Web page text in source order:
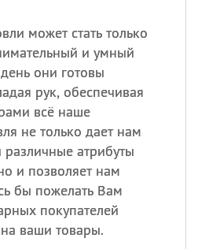
может стать только
и умный
они готовы
рук, обеспечивая
всё наше
не только дает нам
различные атрибуты
и позволяет нам
бы пожелать Вам
покупателей
ваши товары.